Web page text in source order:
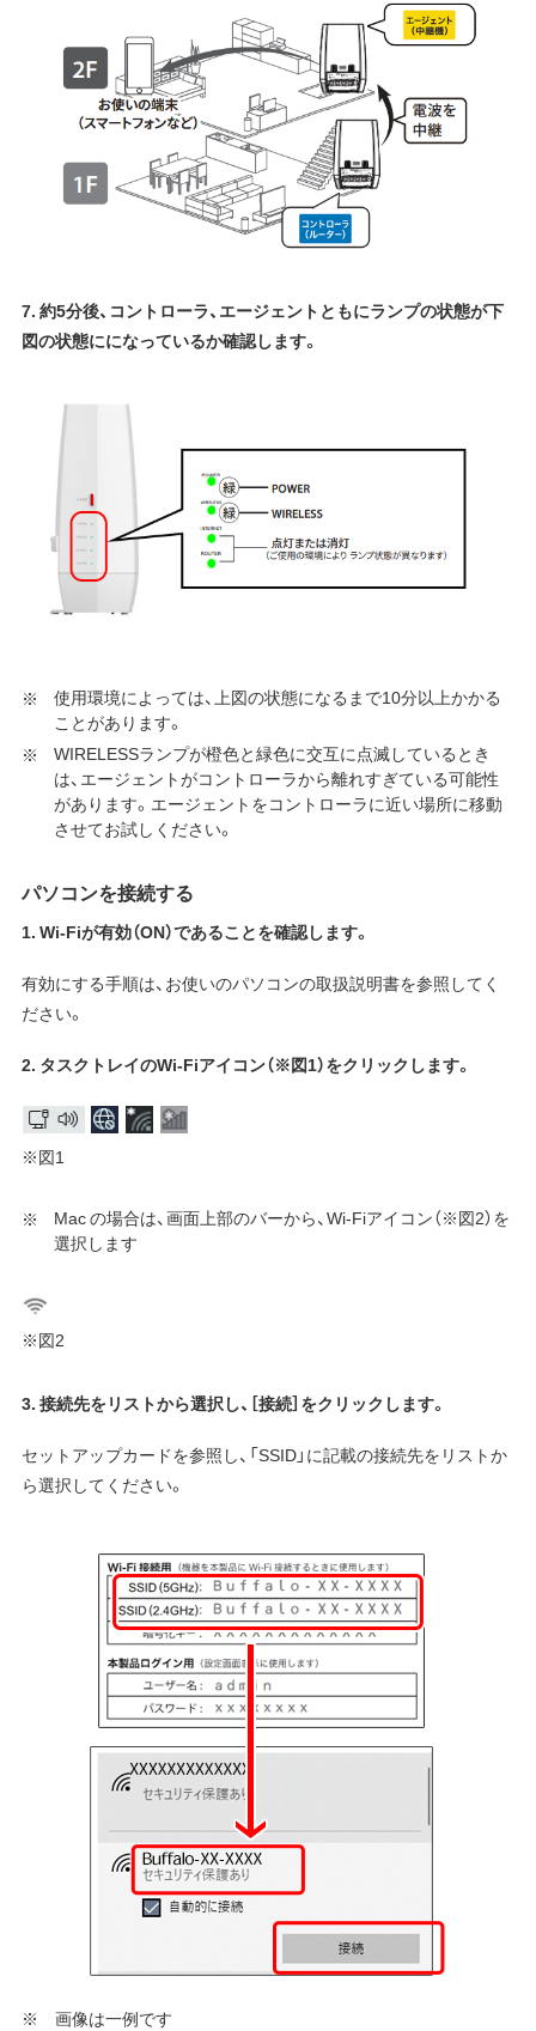
7. 約5分後、コントローラ、エージェントともにランプの状態が下
図の状態にになっているか確認します。
使用環境によっては、上図の状態になるまで10分以上かかる
ことがあります。
WIRELESSランプが橙色と緑色に交互に点滅しているとき
は、エージェントがコントローラから離れすぎている可能性
があります。エージェントをコントローラに近い場所に移動
させてお試しください。
パソコンを接続する
1. Wi-Fiが有効（ON）であることを確認します。
有効にする手順は、お使いのパソコンの取扱説明書を参照してく
ださい。
2. タスクトレイのWi-Fiアイコン（※図1）をクリックします。
※図1
Mac の場合は、画面上部のバーから、Wi-Fiアイコン（※図2）を
選択します
※図2
3. 接続先をリストから選択し、［接続］をクリックします。
セットアップカードを参照し、「SSID」に記載の接続先をリストか
ら選択してください。
※ 画像は一例です